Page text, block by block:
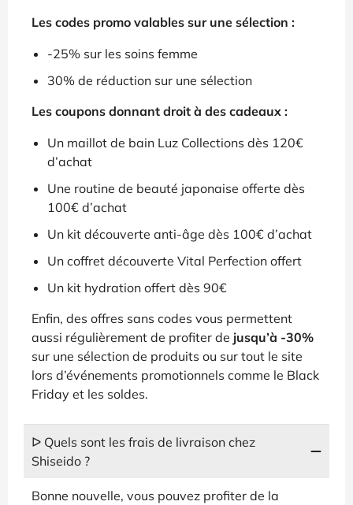
Les codes promo valables sur une sélection :
-25% sur les soins femme
30% de réduction sur une sélection
Les coupons donnant droit à des cadeaux :
Un maillot de bain Luz Collections dès 120€
d’achat
Une routine de beauté japonaise offerte dès
100€ d’achat
Un kit découverte anti-âge dès 100€ d’achat
Un coffret découverte Vital Perfection offert
Un kit hydration offert dès 90€
Enfin, des offres sans codes vous permettent
aussi régulièrement de profiter de jusqu’à -30%
sur une sélection de produits ou sur tout le site
lors d’événements promotionnels comme le Black
Friday et les soldes.
ᐅ Quels sont les frais de livraison chez
Shiseido ?
Bonne nouvelle, vous pouvez profiter de la